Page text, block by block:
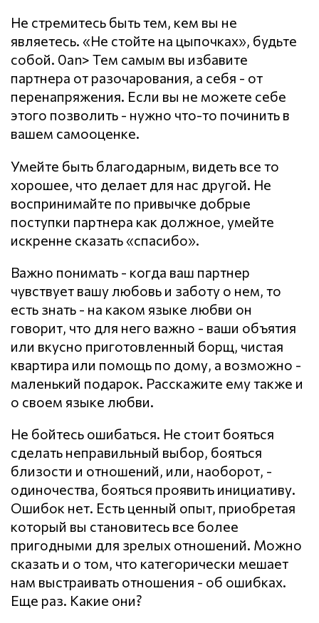
Не стремитесь быть тем, кем вы не
являетесь. «Не стойте на цыпочках», будьте
собой. 0an> Тем самым вы избавите
партнера от разочарования, а себя - от
перенапряжения. Если вы не можете себе
этого позволить - нужно что-то починить в
вашем самооценке.
Умейте быть благодарным, видеть все то
хорошее, что делает для нас другой. Не
воспринимайте по привычке добрые
поступки партнера как должное, умейте
искренне сказать «спасибо».
Важно понимать - когда ваш партнер
чувствует вашу любовь и заботу о нем, то
есть знать - на каком языке любви он
говорит, что для него важно - ваши объятия
или вкусно приготовленный борщ, чистая
квартира или помощь по дому, а возможно -
маленький подарок. Расскажите ему также и
о своем языке любви.
Не бойтесь ошибаться. Не стоит бояться
сделать неправильный выбор, бояться
близости и отношений, или, наоборот, -
одиночества, бояться проявить инициативу.
Ошибок нет. Есть ценный опыт, приобретая
который вы становитесь все более
пригодными для зрелых отношений. Можно
сказать и о том, что категорически мешает
нам выстраивать отношения - об ошибках.
Еще раз. Какие они?